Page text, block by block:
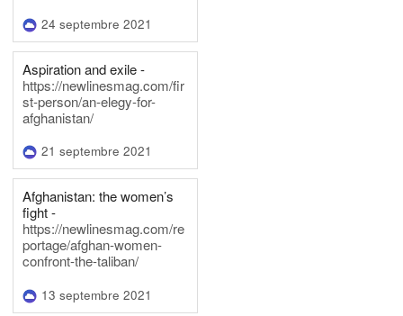
24 septembre 2021
Aspiration and exile -
https://newlinesmag.com/fir
st-person/an-elegy-for-
afghanistan/
21 septembre 2021
Afghanistan: the women’s
fight -
https://newlinesmag.com/re
portage/afghan-women-
confront-the-taliban/
13 septembre 2021